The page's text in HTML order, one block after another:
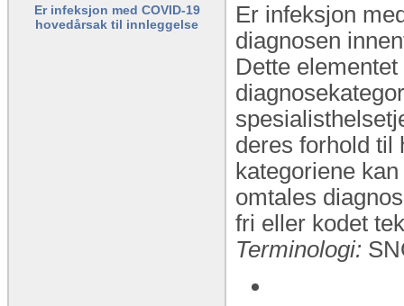
Er infeksjon med COVID-19
hovedårsak til innleggelse
Er infeksjon
diagnosen
Dette
deres forhold til
kategoriene
omtales
fri eller kodet
Terminologi: